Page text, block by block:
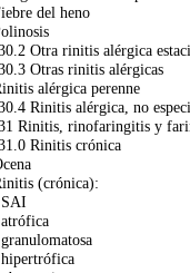
del heno
Otra rinitis alérgica
Otras rinitis alérgicas
alérgica perenne
Rinitis alérgica, no
Rinitis, rinofaringitis y
Rinitis crónica
(crónica):
. SAI
. atrófica
. granulomatosa
. hipertrófica